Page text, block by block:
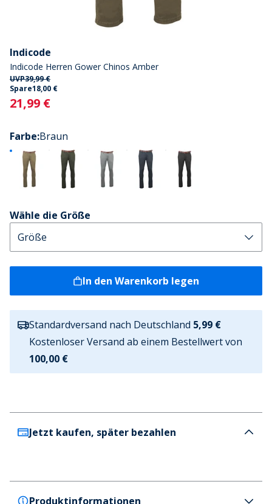
Indicode
Indicode Herren Gower Chinos Amber
UVP39,99 €
Spare18,00 €
Current
21,99 €
Farbe:Braun
Wähle die Größe
In den Warenkorb legen
Standardversand nach Deutschland 5,99 €
Kostenloser Versand ab einem Bestellwert von
100,00 €
Jetzt kaufen, später bezahlen
Produktinformationen